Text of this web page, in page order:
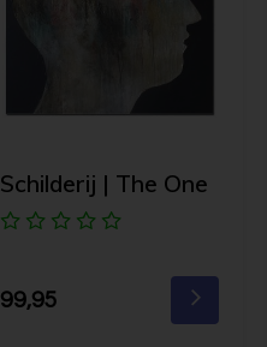
Schilderij | The One
99,95